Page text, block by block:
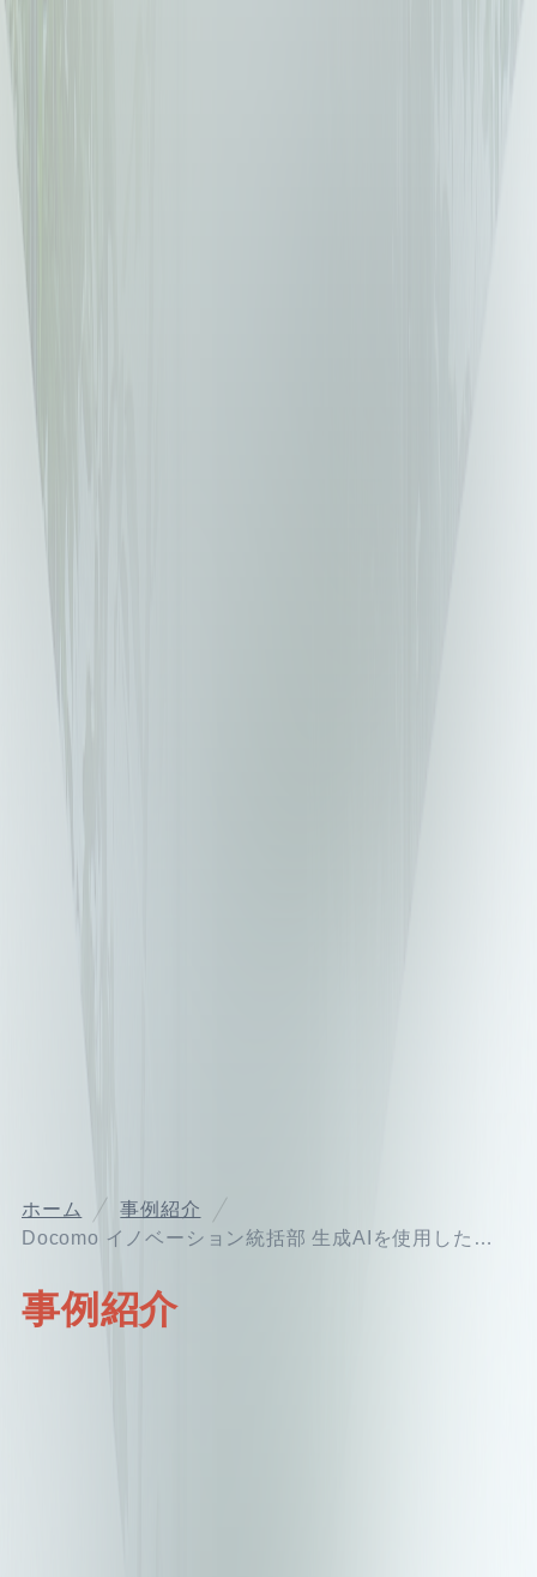
ホーム
事例紹介
Docomo イノベーション統括部 生成AIを使用した社会人向け学習漫画サービスの立ち上げ支援を実行
事例紹介